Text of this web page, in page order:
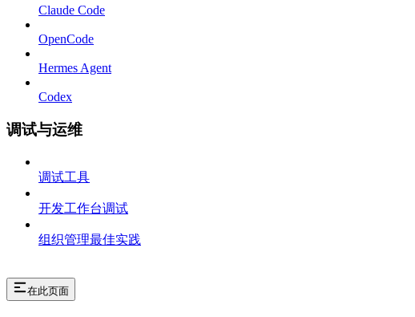
Claude Code
OpenCode
Hermes Agent
Codex
调试与运维
调试工具
开发工作台调试
组织管理最佳实践
在此页面